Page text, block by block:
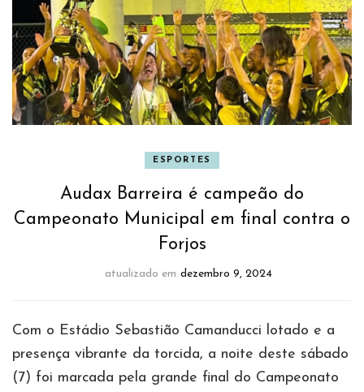
ESPORTES
Audax Barreira é campeão do
Campeonato Municipal em final contra o
Forjos
atualizado em dezembro 9, 2024
Com o Estádio Sebastião Camanducci lotado e a
presença vibrante da torcida, a noite deste sábado
(7) foi marcada pela grande final do Campeonato